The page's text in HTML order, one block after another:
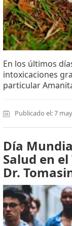
En los últimos
intoxicaciones
particular
Publicado el: 7
Día
Salud en
Dr.